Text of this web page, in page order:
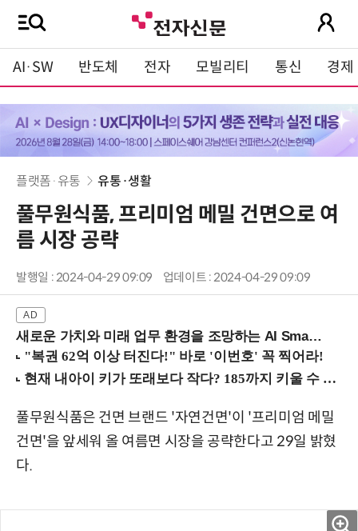
AI·SW 반도체 전자 모빌리티 통신 경제
플랫폼·유통 유통·생활
풀무원식품, 프리미엄 메밀 건면으로 여
름 시장 공략
발행일 : 2024-04-29 09:09 업데이트 : 2024-04-29 09:09
새로운 가치와 미래 업무 환경을 조망하는 AI Smart Work Summit 2026 (9/11 코엑스)
풀무원식품은 건면 브랜드 '자연건면'이 '프리미엄 메밀
건면'을 앞세워 올 여름면 시장을 공략한다고 29일 밝혔
다.